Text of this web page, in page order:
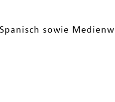
sowie